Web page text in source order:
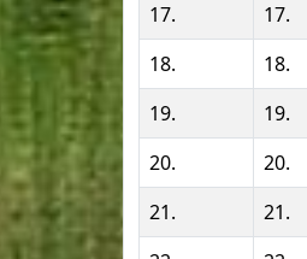
17.
17.
18.
18.
19.
19.
20.
20.
21.
21.